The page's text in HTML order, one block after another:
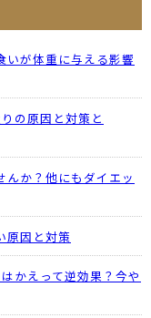
いが体重に与える影響
の原因と対策と
んか？他にもダイエッ
原因と対策
かえって逆効果？今や